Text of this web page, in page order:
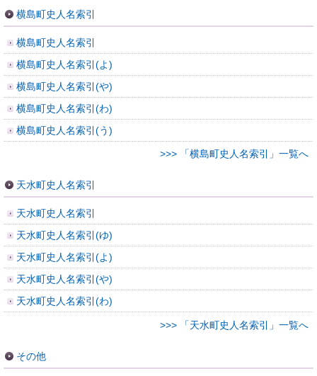
横島町史人名索引
横島町史人名索引
横島町史人名索引(よ)
横島町史人名索引(や)
横島町史人名索引(わ)
横島町史人名索引(う)
>>> 「横島町史人名索引」一覧へ
天水町史人名索引
天水町史人名索引
天水町史人名索引(ゆ)
天水町史人名索引(よ)
天水町史人名索引(や)
天水町史人名索引(わ)
>>> 「天水町史人名索引」一覧へ
その他